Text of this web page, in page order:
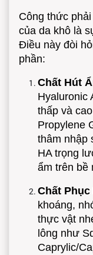
Công thức
của da khô là
Điều này đòi
phần:
Chất Hút
Hyaluronic
thấp và
Propylene
thâm nhập
HA trọng
ẩm trên bề
Chất
khoáng,
thực vật
lông như
Caprylic/